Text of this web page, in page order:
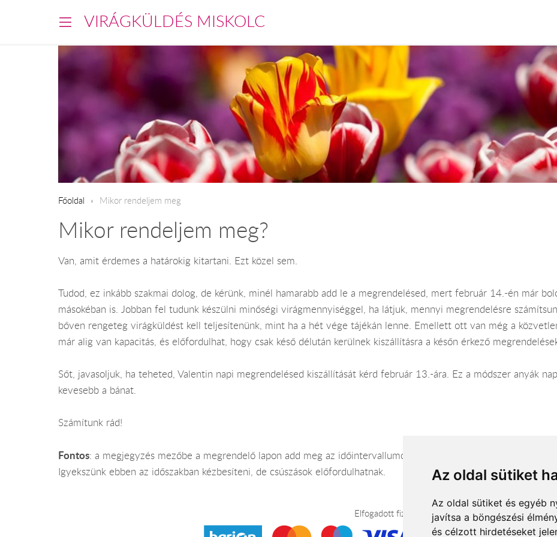
Az oldal sütiket
Az oldal sütiket és egyéb
javítsa a böngészési
és célzott hirdetéseket
VIRÁGKÜLDÉS MISKOLC
Főoldal ​Mikor rendeljem meg
Mikor rendeljem meg?
Van, amit érdemes a határokig kitartani. Ezt közel sem.
Tudod, ez inkább szakmai dolog, de kérünk, minél hamarabb add le a megrendelésed, mert február 14.-én már
másokéban is. Jobban fel tudunk készülni minőségi virágmennyiséggel, ha látjuk, mennyi megrendelésre
bőven rengeteg virágküldést kell teljesítenünk, mint ha a hét vége tájékán lenne. Emellett ott van még a
már alig van kapacitás, és előfordulhat, hogy csak késő délután kerülnek kiszállításra a későn érkező
Sőt, javasoljuk, ha teheted, Valentin napi megrendelésed kiszállítását kérd február 13.-ára. Ez a módszer anyák
kevesebb a bánat.
Számítunk rád!
Fontos: a megjegyzés mezőbe a megrendelő lapon add meg az időintervallumot, mikor a címzett a megadott
Igyekszünk ebben az időszakban kézbesíteni, de csúszások előfordulhatnak.
Elfogadott fizetési módok